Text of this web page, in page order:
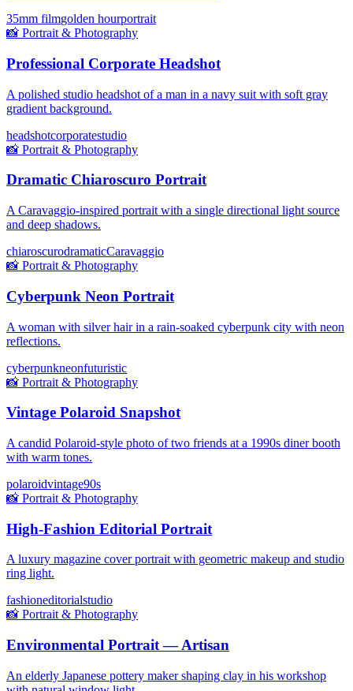
35mm filmgolden hourportrait
📸 Portrait & Photography
Professional Corporate Headshot
A polished studio headshot of a man in a navy suit with soft gray
gradient background.
headshotcorporatestudio
📸 Portrait & Photography
Dramatic Chiaroscuro Portrait
A Caravaggio-inspired portrait with a single directional light source
and deep shadows.
chiaroscurodramaticCaravaggio
📸 Portrait & Photography
Cyberpunk Neon Portrait
A woman with silver hair in a rain-soaked cyberpunk city with neon
reflections.
cyberpunkneonfuturistic
📸 Portrait & Photography
Vintage Polaroid Snapshot
A candid Polaroid-style photo of two friends at a 1990s diner booth
with warm tones.
polaroidvintage90s
📸 Portrait & Photography
High-Fashion Editorial Portrait
A luxury magazine cover portrait with geometric makeup and studio
ring light.
fashioneditorialstudio
📸 Portrait & Photography
Environmental Portrait — Artisan
An elderly Japanese pottery maker shaping clay in his workshop